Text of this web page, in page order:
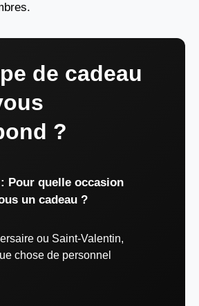
de cadeau
?
Pour quelle occasion
un cadeau ?
ou Saint-Valentin,
chose de personnel